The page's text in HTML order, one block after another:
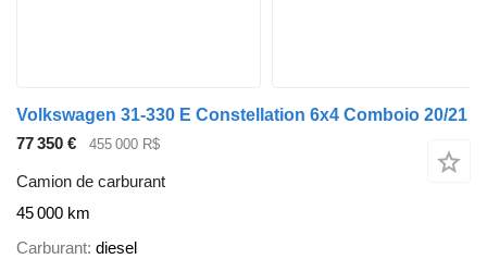
Volkswagen 31-330 E Constellation 6x4 Comboio 20/21
77 350 €
455 000 R$
Camion de carburant
45 000 km
Carburant diesel